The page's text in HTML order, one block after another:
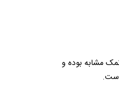
مشابه بوده و